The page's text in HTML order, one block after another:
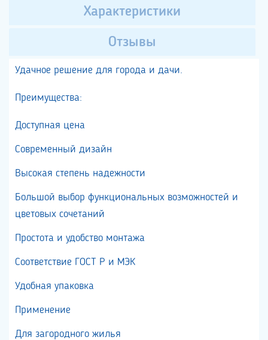
Характеристики
Отзывы
Удачное решение для города и дачи.
Преимущества:
Доступная цена
Современный дизайн
Высокая степень надежности
Большой выбор функциональных возможностей и
цветовых сочетаний
Простота и удобство монтажа
Соответствие ГОСТ Р и МЭК
Удобная упаковка
Применение
Для загородного жилья